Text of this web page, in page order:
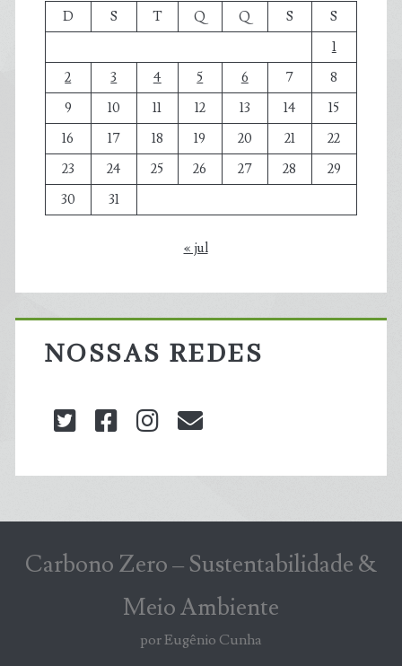
D
S T Q Q S
S
1
2
3 4 5 6 7
8
9
10 11 12 13 14
15
16
17 18 19 20 21
22
23
24 25 26 27 28
29
30
31
« jul
NOSSAS REDES
twitterfacebookinstagram
Carbono Zero – Sustentabilidade &
Meio Ambiente
por Eugênio Cunha